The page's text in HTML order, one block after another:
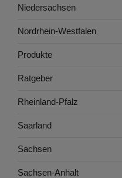
Niedersachsen
Nordrhein-Westfalen
Produkte
Ratgeber
Rheinland-Pfalz
Saarland
Sachsen
Sachsen-Anhalt